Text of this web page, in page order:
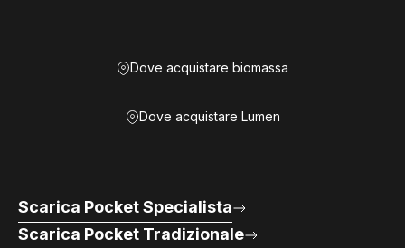
Dove acquistare biomassa
Dove acquistare Lumen
Scarica Pocket Specialista
Scarica Pocket Tradizionale